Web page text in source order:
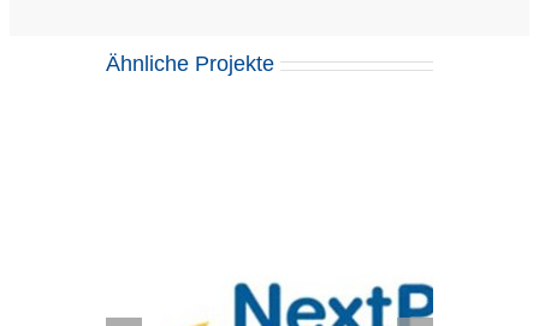
Ähnliche Projekte
Scott Sports SA: Zukunftssichere